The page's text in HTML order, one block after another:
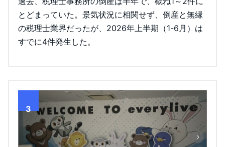
とどまっていた。景気状況に相関せず、倒産と無縁
の税理士業界だったが、2026年上半期（1-6月）は
すでに4件発生した。
3